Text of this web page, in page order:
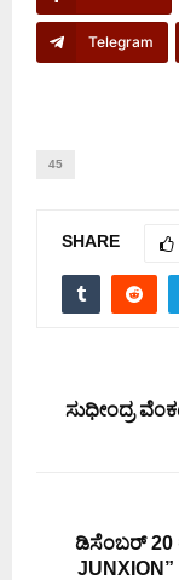
Telegram
45
SHARE
ಸುಧೀಂದ್ರ
ಡಿಸೆಂಬರ್ 20